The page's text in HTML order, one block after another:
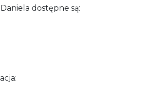
dostępne są: